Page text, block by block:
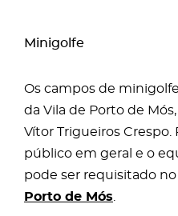
Minigolfe
Os campos de
da Vila de Porto de
Vítor Trigueiros
público em geral e o
pode ser requisitado no
Porto de Mós